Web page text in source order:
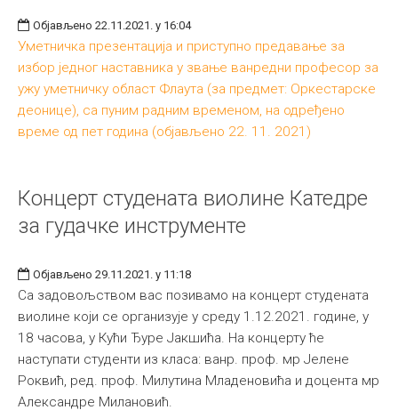
Објављено 22.11.2021. у 16:04
Уметничка презентација и приступно предавање за
избор једног наставника у звање ванредни професор за
ужу уметничку област Флаута (за предмет: Оркестарске
деонице), са пуним радним временом, на одређено
време од пет година (објављено 22. 11. 2021)
Концерт студената виолине Катедре
за гудачке инструменте
Објављено 29.11.2021. у 11:18
Са задовољством вас позивамо на концерт студената
виолине који се организује у среду 1.12.2021. године, у
18 часова, у Кући Ђуре Јакшића. На концерту ће
наступати студенти из класа: ванр. проф. мр Јелене
Роквић, ред. проф. Милутина Младеновића и доцента мр
Александре Милановић.